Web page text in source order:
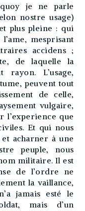
je ne parle
nostre usage)
plus pleine : qui
mesprisant
accidens ;
de laquelle la
L’usage,
peuvent tout
de celle,
vulgaire,
l’experience que
Et qui nous
acharner à une
peuple, nous
militaire. Il est
de l’ordre ne
la vaillance,
jamais esté le
mais d’un